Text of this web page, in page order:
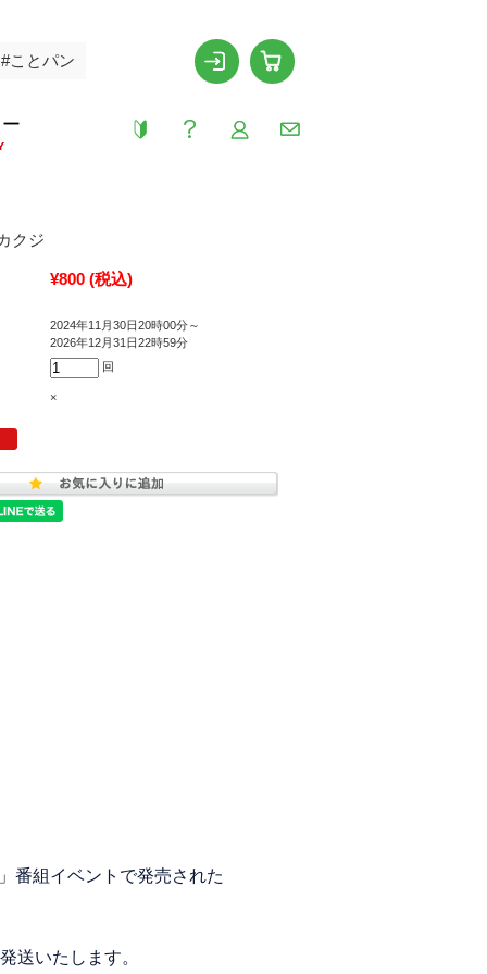
#ことパン
クジ
¥800 (税込)
2024年11月30日20時00分～
2026年12月31日22時59分
回
×
番組イベントで発売された
送いたします。